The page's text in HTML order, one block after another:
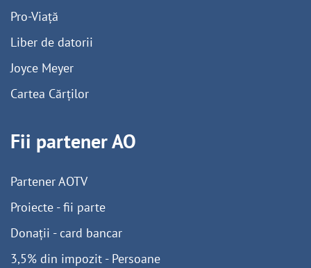
Pro-Viață
Liber de datorii
Joyce Meyer
Cartea Cărților
Fii partener AO
Partener AOTV
Proiecte - fii parte
Donații - card bancar
3,5% din impozit - Persoane